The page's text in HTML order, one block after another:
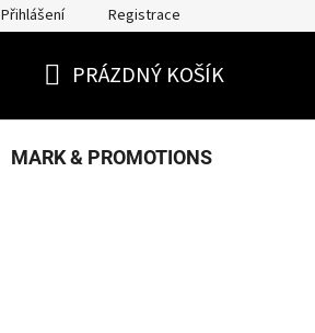
Přihlášení Registrace
KOŠÍK
PRÁZDNÝ KOŠÍK
MARK & PROMOTIONS